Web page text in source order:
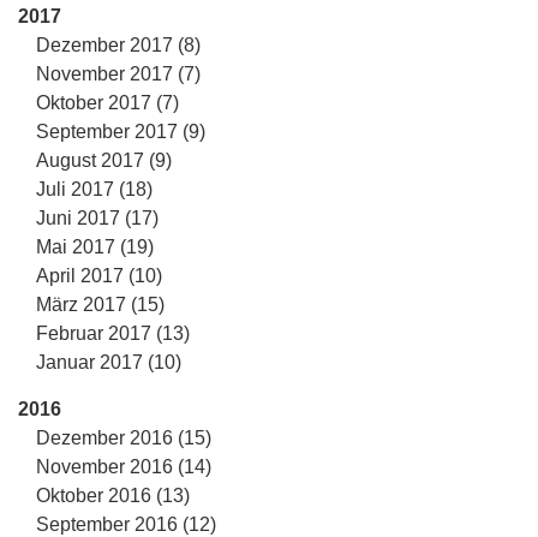
2017
Dezember 2017 (8)
November 2017 (7)
Oktober 2017 (7)
September 2017 (9)
August 2017 (9)
Juli 2017 (18)
Juni 2017 (17)
Mai 2017 (19)
April 2017 (10)
März 2017 (15)
Februar 2017 (13)
Januar 2017 (10)
2016
Dezember 2016 (15)
November 2016 (14)
Oktober 2016 (13)
September 2016 (12)